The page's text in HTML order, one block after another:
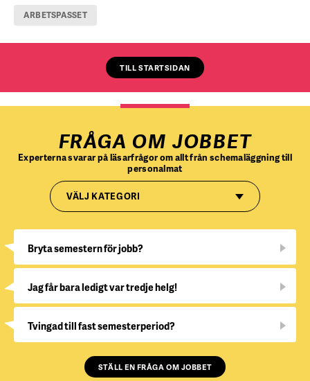
ARBETSPASSET
TILL STARTSIDAN
FRÅGA OM JOBBET
Experterna svarar på läsarfrågor om allt från schemaläggning till
personalmat
VÄLJ KATEGORI
Bryta semestern för jobb?
Jag får bara ledigt var tredje helg!
Tvingad till fast semesterperiod?
STÄLL EN FRÅGA OM JOBBET